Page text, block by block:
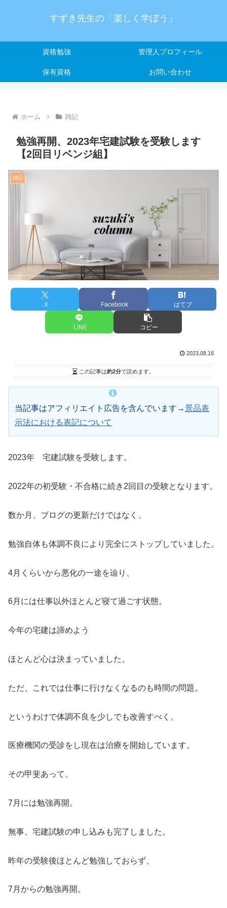
すずき先生の「楽しく学ぼう」
資格勉強 管理人プロフィール
保有資格 お問い合わせ
ホーム 雑記
勉強再開、2023年宅建試験を受験します
【2回目リベンジ組】
雑記
X Facebook はてブ
LINE コピー
2023.08.16
この記事は約2分で読めます。
当記事はアフィリエイト広告を含んでいます→景品表
示法における表記について
2023年 宅建試験を受験します。
2022年の初受験・不合格に続き2回目の受験となります。
数か月、ブログの更新だけではなく、
勉強自体も体調不良により完全にストップしていました。
4月くらいから悪化の一途を辿り、
6月には仕事以外ほとんど寝て過ごす状態。
今年の宅建は諦めよう
ほとんど心は決まっていました。
ただ、これでは仕事に行けなくなるのも時間の問題。
というわけで体調不良を少しでも改善すべく、
医療機関の受診をし現在は治療を開始しています。
その甲斐あって、
7月には勉強再開。
無事、宅建試験の申し込みも完了しました。
昨年の受験後ほとんど勉強しておらず、
7月からの勉強再開。